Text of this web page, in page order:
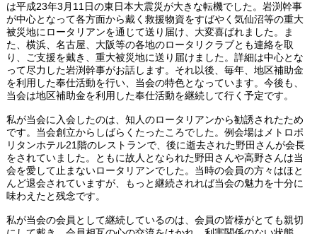
は平成23年3月11日の東日本大震災が大きな転機でした。岩渕幹事
が中心となって各方面から戴く救援物資をすばやく気仙沼等の重大
被災地にロータリアンを通じて送り届け、大変喜ばれました。ま
た、横浜、名古屋、大阪等の各地のロータリクラブとも連絡を取
り、ご支援を戴き、重大被災地に送り届けました。詳細は中心とな
って尽力した岩渕幹事がお話します。それ以後、毎年、地区補助金
を利用した奉仕活動を行い、当会の特色となっています。今後も、
当会は地区補助金を利用した奉仕活動を継続して行く予定です。
私が当会に入会したのは、知人のロータリアンから勧誘されたため
です。当会創立からしばらくたったころでした。例会場はメトロポ
リタンホテル21階のレストランで、後に逝去された野田さんが会長
をされていました。ともに故人となられた野田さんや高野さんは当
会を愛して止まないロータリアンでした。当時の会員の方々はほと
んど退会されていますが、もっと継続されれば当会の魅力を十分に
味わえたと残念です。
私が当会の会員として継続しているのは、会員の皆様がとても親切